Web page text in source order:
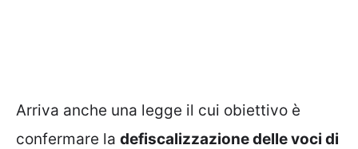
Arriva anche una legge il cui obiettivo è
confermare la defiscalizzazione delle voci di